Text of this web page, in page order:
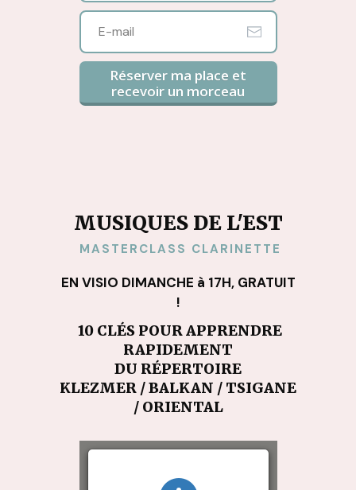
Réserver ma place et
recevoir un morceau
MUSIQUES DE L'EST
MASTERCLASS CLARINETTE
EN VISIO DIMANCHE à 17H, GRATUIT
!
10 CLÉS POUR APPRENDRE
RAPIDEMENT
DU RÉPERTOIRE
KLEZMER / BALKAN / TSIGANE
/ ORIENTAL